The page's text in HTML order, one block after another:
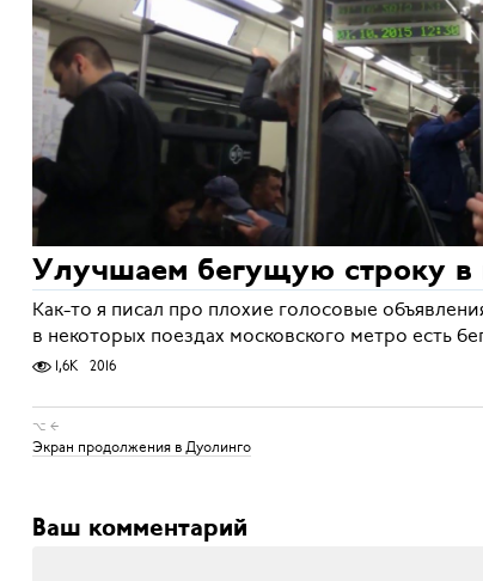
Улучшаем бегущую строку в
Как-то я писал про плохие голосовые
в некоторых поездах московского метро есть
1,6K 2016
⌥ ←
Экран продолжения в Дуолинго
Ваш комментарий